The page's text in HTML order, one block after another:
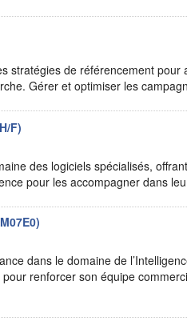
stratégies de référencement pour
Gérer et optimiser les
F)
des logiciels spécialisés,
pour les accompagner dans
dans le domaine de
renforcer son équipe